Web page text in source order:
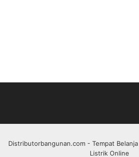
Distributorbangunan.com - Tempat
Listrik Online